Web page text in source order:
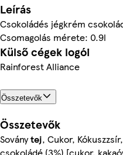
Leírás
Csokoládés jégkrém
Csomagolás mérete: 0.9l
Külső cégek logói
Rainforest Alliance
Összetevők
Összetevők
Soványtej, Cukor,
csokoládé (3%) [cukor,